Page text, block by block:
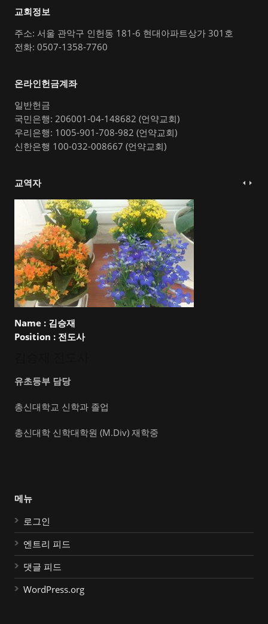
교회정보
주소: 서울 관악구 인헌동 181-6 현대아파트상가 301호
전화: 0507-1358-7760
온라인헌금계좌
일반헌금
국민은행: 206001-04-148682 (언약교회)
우리은행: 1005-901-708-982 (언약교회)
신한은행 100-032-008667 (언약교회)
교역자
Name : 김승재
Position : 전도사
유초등부 담당
총신대학교 신학과 졸업
총신대학 신학대학원 (M.Div) 재학중
메뉴
로그인
엔트리 피드
댓글 피드
WordPress.org